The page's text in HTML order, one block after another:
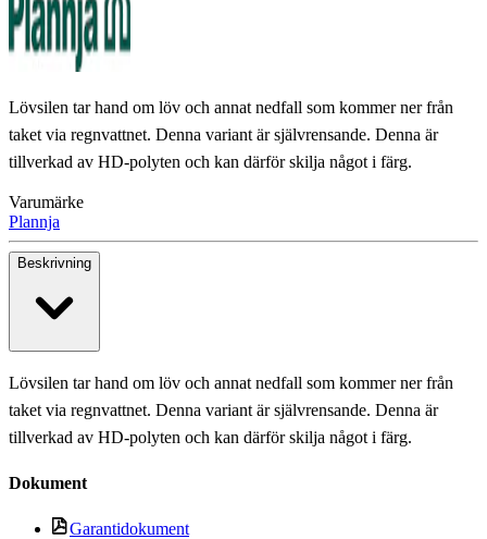
Lövsilen tar hand om löv och annat nedfall som kommer ner från
taket via regnvattnet. Denna variant är självrensande. Denna är
tillverkad av HD-polyten och kan därför skilja något i färg.
Varumärke
Plannja
Beskrivning
Lövsilen tar hand om löv och annat nedfall som kommer ner från
taket via regnvattnet. Denna variant är självrensande. Denna är
tillverkad av HD-polyten och kan därför skilja något i färg.
Dokument
Garantidokument